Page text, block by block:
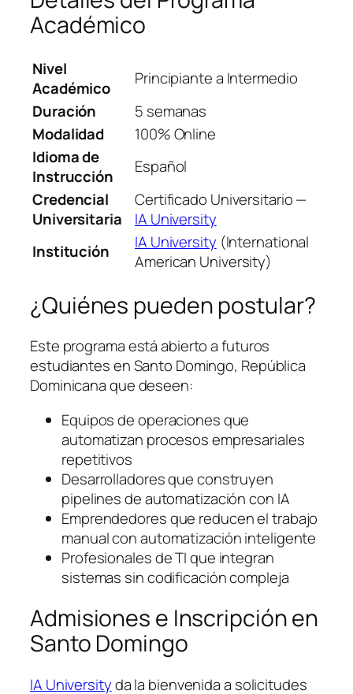
Académico
Nivel
Académico
Principiante a Intermedio
Duración
5 semanas
Modalidad
100% Online
Idioma de
Instrucción
Español
Credencial
Universitaria
Certificado Universitario —
IA University
Institución
IA University (International
American University)
¿Quiénes pueden postular?
Este programa está abierto a futuros
estudiantes en Santo Domingo, República
Dominicana que deseen:
Equipos de operaciones que
automatizan procesos empresariales
repetitivos
Desarrolladores que construyen
pipelines de automatización con IA
Emprendedores que reducen el trabajo
manual con automatización inteligente
Profesionales de TI que integran
sistemas sin codificación compleja
Admisiones e Inscripción en
Santo Domingo
IA Universityda la bienvenida a solicitudes